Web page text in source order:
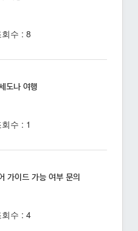
수 : 8
도나 여행
수 : 1
가이드 가능 여부 문의
수 : 4